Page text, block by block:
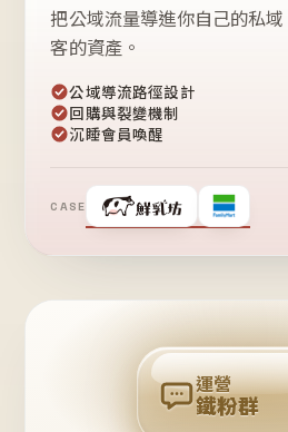
把公域流量導進你自己的私
客的資產。
公域導流路徑設計
回購與裂變機制
沉睡會員喚醒
CASE
❤
粉
回
購
運營
鐵粉群